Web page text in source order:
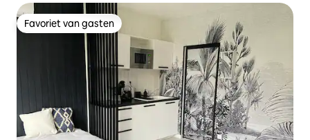
Favoriet van gasten
Favoriet van gasten